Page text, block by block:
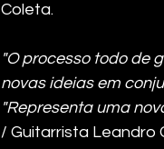
Coleta.
"O processo todo de
novas ideias em
"Representa uma
/ Guitarrista Leandro